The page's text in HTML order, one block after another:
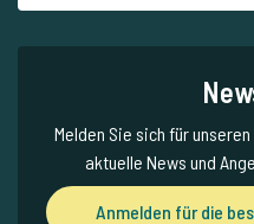
Melden Sie sich für
aktuelle News und
Anmelden für die